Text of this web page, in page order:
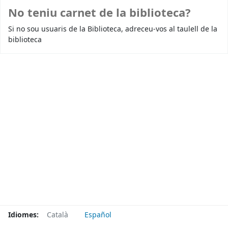
No teniu carnet de la biblioteca?
Si no sou usuaris de la Biblioteca, adreceu-vos al taulell de la
biblioteca
Idiomes: Català Español